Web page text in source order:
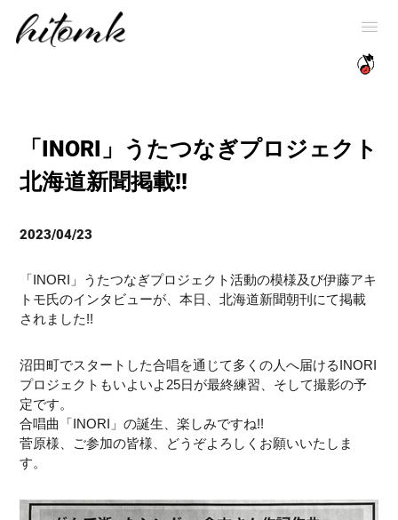
「INORI」うたつなぎプロジェクト
北海道新聞掲載!!
2023/04/23
「INORI」うたつなぎプロジェクト活動の模様及び伊藤アキ
トモ氏のインタビューが、本日、北海道新聞朝刊にて掲載
されました!!
沼田町でスタートした合唱を通じて多くの人へ届けるINORI
プロジェクトもいよいよ25日が最終練習、そして撮影の予
定です。
合唱曲「INORI」の誕生、楽しみですね!!
菅原様、ご参加の皆様、どうぞよろしくお願いいたしま
す。